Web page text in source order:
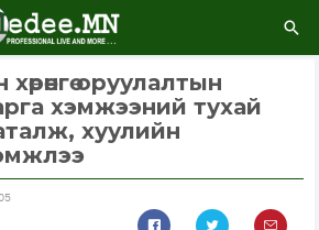
оруулалтын
хэмжээний тухай
хуулийн